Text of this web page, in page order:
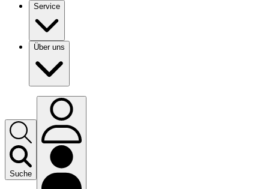
Service
Über uns
Suche